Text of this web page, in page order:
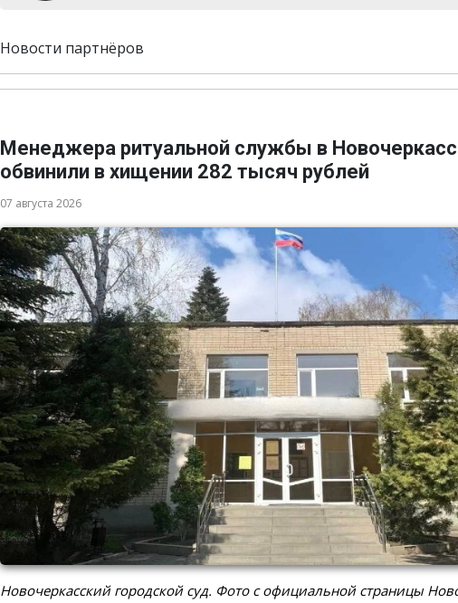
Новости партнёров
Менеджера ритуальной службы в
обвинили в хищении 282 тысяч рублей
07 августа 2026
Новочеркасский городской суд. Фото с официальной страницы